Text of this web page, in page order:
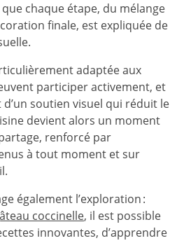
chaque étape, du mélange
finale, est expliquée de
adaptée aux
participer activement, et
soutien visuel qui réduit le
devient alors un moment
renforcé par
à tout moment et sur
également l’exploration :
coccinelle, il est possible
innovantes, d’apprendre